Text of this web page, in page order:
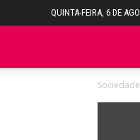
QUINTA-FEIRA, 6 DE
Sociedade